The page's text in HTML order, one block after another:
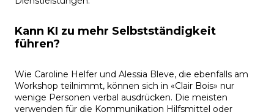
Kann KI zu mehr Selbstständigkeit
führen?
Wie Caroline Helfer und Alessia Bleve, die ebenfalls am
Workshop teilnimmt, können sich in «Clair Bois» nur
wenige Personen verbal ausdrücken. Die meisten
verwenden für die Kommunikation Hilfsmittel oder